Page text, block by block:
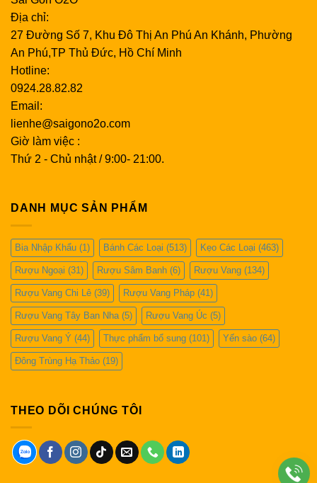
Địa chỉ:
27 Đường Số 7, Khu Đô Thị An Phú An Khánh, Phường
An Phú,TP Thủ Đức, Hồ Chí Minh
Hotline:
0924.28.82.82
Email:
lienhe@saigono2o.com
Giờ làm việc :
Thứ 2 - Chủ nhật / 9:00- 21:00.
DANH MỤC SẢN PHẨM
Bia Nhập Khẩu (1) Bánh Các Loại (513) Kẹo Các Loại (463)
Rượu Ngoại (31) Rượu Sâm Banh (6) Rượu Vang (134)
Rượu Vang Chi Lê (39) Rượu Vang Pháp (41)
Rượu Vang Tây Ban Nha (5) Rượu Vang Úc (5)
Rượu Vang Ý (44) Thực phẩm bổ sung (101) Yến sào (64)
Đông Trùng Hạ Thảo (19)
THEO DÕI CHÚNG TÔI